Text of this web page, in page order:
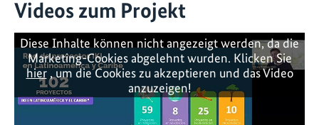
Videos zum Projekt
Diese Inhalte können nicht angezeigt werden, da die
Marketing-Cookies abgelehnt wurden. Klicken Sie
hier, um die Cookies zu akzeptieren und das Video
anzuzeigen!